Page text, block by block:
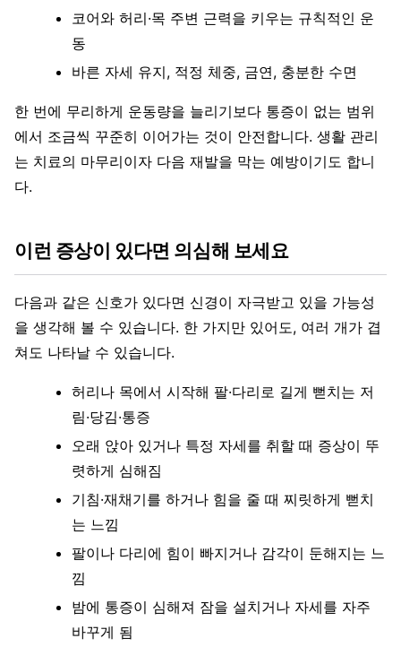
코어와 허리·목 주변 근력을 키우는 규칙적인 운
동
바른 자세 유지, 적정 체중, 금연, 충분한 수면
한 번에 무리하게 운동량을 늘리기보다 통증이 없는 범위
에서 조금씩 꾸준히 이어가는 것이 안전합니다. 생활 관리
는 치료의 마무리이자 다음 재발을 막는 예방이기도 합니
다.
이런 증상이 있다면 의심해 보세요
다음과 같은 신호가 있다면 신경이 자극받고 있을 가능성
을 생각해 볼 수 있습니다. 한 가지만 있어도, 여러 개가 겹
쳐도 나타날 수 있습니다.
허리나 목에서 시작해 팔·다리로 길게 뻗치는 저
림·당김·통증
오래 앉아 있거나 특정 자세를 취할 때 증상이 뚜
렷하게 심해짐
기침·재채기를 하거나 힘을 줄 때 찌릿하게 뻗치
는 느낌
팔이나 다리에 힘이 빠지거나 감각이 둔해지는 느
낌
밤에 통증이 심해져 잠을 설치거나 자세를 자주
바꾸게 됨